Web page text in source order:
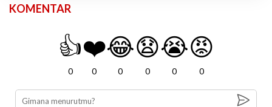
KOMENTAR
👍
0
❤️
0
😂
0
😧
0
😭
0
😡
0